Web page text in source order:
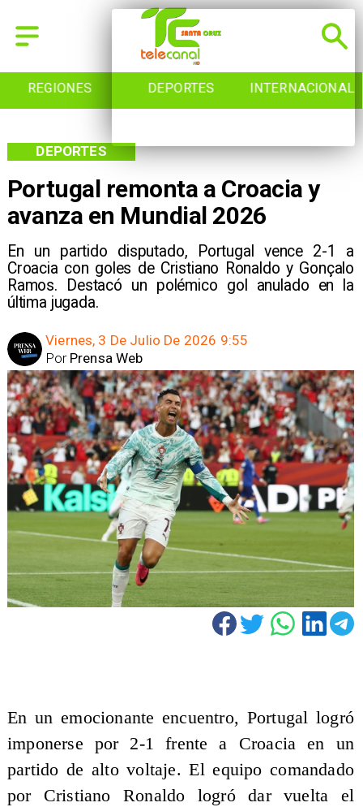
REGIONES DEPORTES INTERNACIONAL
Portugal remonta a Croacia y
avanza en Mundial 2026
En un partido disputado, Portugal vence 2-1 a
Croacia con goles de Cristiano Ronaldo y Gonçalo
Ramos. Destacó un polémico gol anulado en la
última jugada.
DEPORTES
Viernes, 3 De Julio De 2026 9:55
Prensa Web
Por
En un emocionante encuentro, Portugal logró
imponerse por 2-1 frente a Croacia en un
partido de alto voltaje. El equipo comandado
por Cristiano Ronaldo logró dar vuelta el